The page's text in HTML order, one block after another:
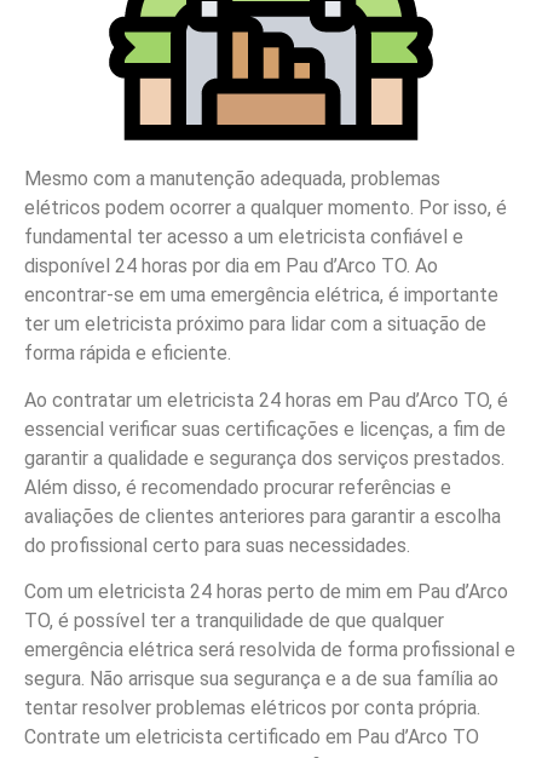
Mesmo com a manutenção adequada, problemas
elétricos podem ocorrer a qualquer momento. Por isso, é
fundamental ter acesso a um eletricista confiável e
disponível 24 horas por dia em Pau d’Arco TO. Ao
encontrar-se em uma emergência elétrica, é importante
ter um eletricista próximo para lidar com a situação de
forma rápida e eficiente.
Ao contratar um eletricista 24 horas em Pau d’Arco TO, é
essencial verificar suas certificações e licenças, a fim de
garantir a qualidade e segurança dos serviços prestados.
Além disso, é recomendado procurar referências e
avaliações de clientes anteriores para garantir a escolha
do profissional certo para suas necessidades.
Com um eletricista 24 horas perto de mim em Pau d’Arco
TO, é possível ter a tranquilidade de que qualquer
emergência elétrica será resolvida de forma profissional e
segura. Não arrisque sua segurança e a de sua família ao
tentar resolver problemas elétricos por conta própria.
Contrate um eletricista certificado em Pau d’Arco TO